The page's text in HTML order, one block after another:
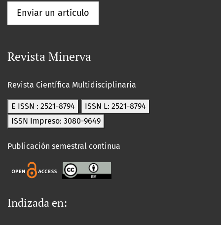
Enviar un artículo
Revista Minerva
Revista Científica Multidisciplinaria
E ISSN : 2521-8794
ISSN L: 2521-8794
ISSN Impreso: 3080-9649
Publicación semestral continua
Indizada en: